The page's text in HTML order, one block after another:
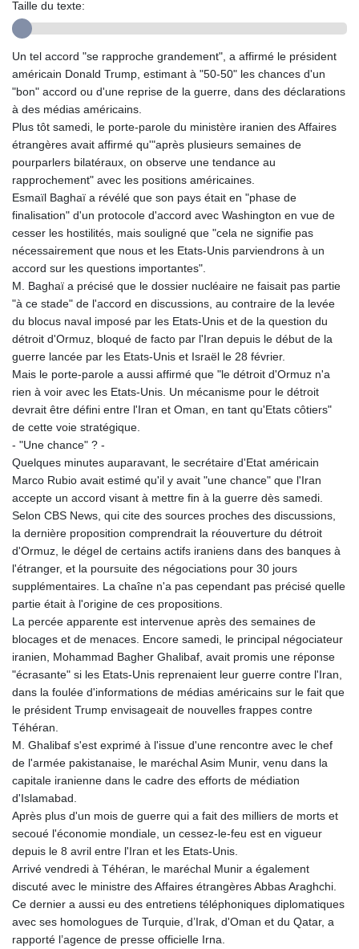
ETB 161.7072
EUR 0.86772
FJD 2.21395
FKP 0.743241
GBP 0.743915
GGP 0.743241
GHS 11.776297
GIP 0.743241
GNF
8798.496547
GTQ 7.644462
GYD 209.601111
HNL 26.852845
HRK 6.538201
HTG 130.990152
HUF 317.973979
IDR 17878.8
ILS 3.00728
IMP 0.743241
INR 95.24685
IRR
1374850.000229
ISK 123.560122
JEP 0.743241
JMD 158.809665
JOD 0.709002
JPY 158.381499
KES 129.413261
KHR
4064.574925
KMF 426.999707
KRW
1417.704991
KWD 0.309006
KZT 469.48422
LAK
22637.365499
89717.564641
LKR 336.535164
LSL 16.341492
LTL 2.95274
LVL 0.60489
LYD 6.38659
Taille du texte:
Un tel accord "se rapproche grandement", a affirmé le président
américain Donald Trump, estimant à "50-50" les chances d'un
"bon" accord ou d'une reprise de la guerre, dans des déclarations
à des médias américains.
Plus tôt samedi, le porte-parole du ministère iranien des Affaires
étrangères avait affirmé qu'"après plusieurs semaines de
pourparlers bilatéraux, on observe une tendance au
rapprochement" avec les positions américaines.
Esmaïl Baghaï a révélé que son pays était en "phase de
finalisation" d'un protocole d'accord avec Washington en vue de
cesser les hostilités, mais souligné que "cela ne signifie pas
nécessairement que nous et les Etats-Unis parviendrons à un
accord sur les questions importantes".
M. Baghaï a précisé que le dossier nucléaire ne faisait pas partie
"à ce stade" de l'accord en discussions, au contraire de la levée
du blocus naval imposé par les Etats-Unis et de la question du
détroit d'Ormuz, bloqué de facto par l'Iran depuis le début de la
guerre lancée par les Etats-Unis et Israël le 28 février.
Mais le porte-parole a aussi affirmé que "le détroit d'Ormuz n'a
rien à voir avec les Etats-Unis. Un mécanisme pour le détroit
devrait être défini entre l'Iran et Oman, en tant qu'Etats côtiers"
de cette voie stratégique.
- "Une chance" ? -
Quelques minutes auparavant, le secrétaire d'Etat américain
Marco Rubio avait estimé qu'il y avait "une chance" que l'Iran
accepte un accord visant à mettre fin à la guerre dès samedi.
Selon CBS News, qui cite des sources proches des discussions,
la dernière proposition comprendrait la réouverture du détroit
d'Ormuz, le dégel de certains actifs iraniens dans des banques à
l'étranger, et la poursuite des négociations pour 30 jours
supplémentaires. La chaîne n'a pas cependant pas précisé quelle
partie était à l'origine de ces propositions.
La percée apparente est intervenue après des semaines de
blocages et de menaces. Encore samedi, le principal négociateur
iranien, Mohammad Bagher Ghalibaf, avait promis une réponse
"écrasante" si les Etats-Unis reprenaient leur guerre contre l'Iran,
dans la foulée d'informations de médias américains sur le fait que
le président Trump envisageait de nouvelles frappes contre
Téhéran.
M. Ghalibaf s'est exprimé à l'issue d'une rencontre avec le chef
de l'armée pakistanaise, le maréchal Asim Munir, venu dans la
capitale iranienne dans le cadre des efforts de médiation
d'Islamabad.
Après plus d'un mois de guerre qui a fait des milliers de morts et
secoué l'économie mondiale, un cessez-le-feu est en vigueur
depuis le 8 avril entre l'Iran et les Etats-Unis.
Arrivé vendredi à Téhéran, le maréchal Munir a également
discuté avec le ministre des Affaires étrangères Abbas Araghchi.
Ce dernier a aussi eu des entretiens téléphoniques diplomatiques
avec ses homologues de Turquie, d’Irak, d'Oman et du Qatar, a
rapporté l’agence de presse officielle Irna.